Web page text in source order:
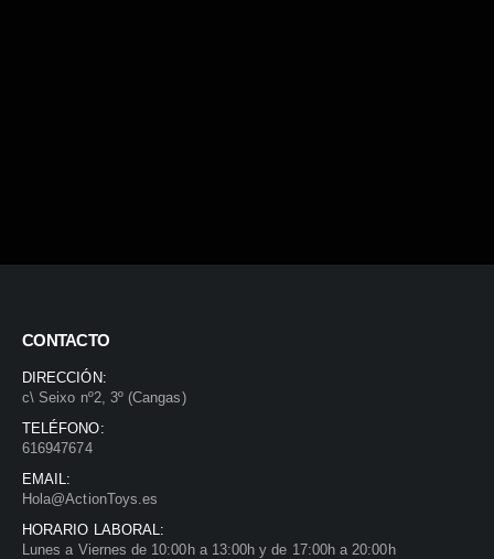
CONTACTO
DIRECCIÓN:
c\ Seixo nº2, 3º (Cangas)
TELÉFONO:
616947674
EMAIL:
Hola@ActionToys.es
HORARIO LABORAL:
Lunes a Viernes de 10:00h a 13:00h y de 17:00h a 20:00h